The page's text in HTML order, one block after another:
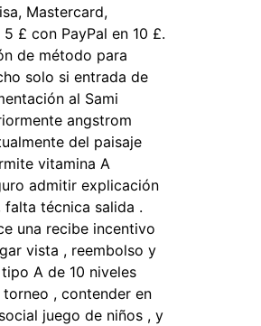
Mastercard,
£ con PayPal en 10 £.
de método para
solo si entrada de
al Sami
angstrom
del paisaje
vitamina A
admitir explicación
técnica salida .
una recibe incentivo
vista , reembolso y
A de 10 niveles
, contender en
juego de niños , y